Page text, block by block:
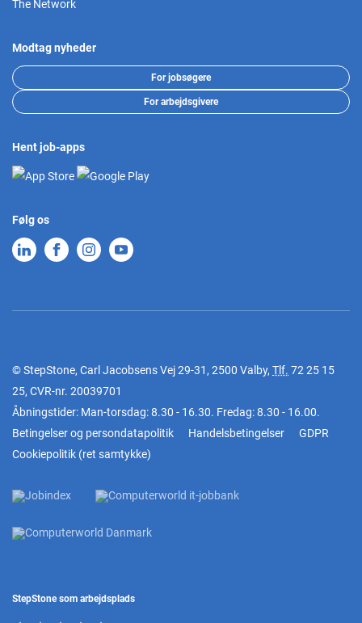
The Network
Modtag nyheder
For jobsøgere
For arbejdsgivere
Hent job-apps
Følg os
© StepStone, Carl Jacobsens Vej 29-31, 2500 Valby, Tlf. 72 25 15
25, CVR-nr. 20039701
Åbningstider: Man-torsdag: 8.30 - 16.30. Fredag: 8.30 - 16.00.
Betingelser og persondatapolitik
Handelsbetingelser
GDPR
Cookiepolitik (ret samtykke)
StepStone som arbejdsplads